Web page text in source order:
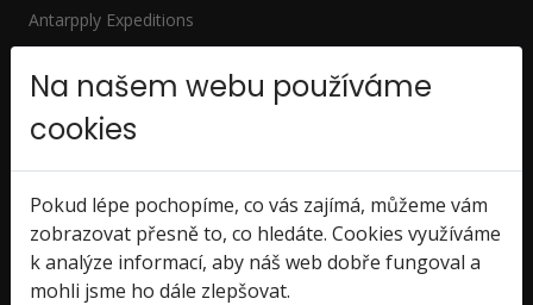
Antarpply Expeditions
Antarctica21
_____________________
Ochrana osobních údajů
Antarktida
Arktida
Falklandy
Grónsko
Island
Na našem webu používáme
cookies
Pokud lépe pochopíme, co vás zajímá, můžeme vám
zobrazovat přesně to, co hledáte. Cookies využíváme
k analýze informací, aby náš web dobře fungoval a
mohli jsme ho dále zlepšovat.